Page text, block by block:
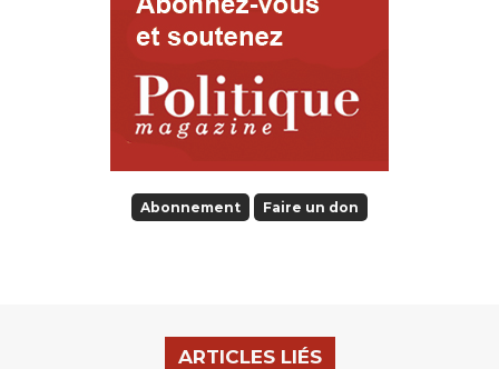
Abonnement Faire un don
ARTICLES LIÉS